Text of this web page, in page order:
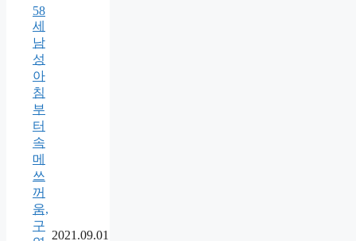
58
세
남
성
아
침
부
터
속
메
쓰
꺼
움,
구
2021.09.01